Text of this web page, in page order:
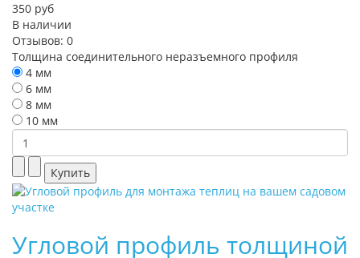
350 руб
В наличии
Отзывов: 0
Толщина соединительного неразъемного профиля
4 мм
6 мм
8 мм
10 мм
Угловой профиль толщиной